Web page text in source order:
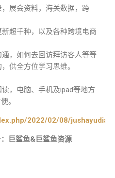
展会资料，海关数据，跨
超千种，以及各种跨境电商
，如何去回访拜访客人等等
供全方位学习思维。
，电脑、手机及ipad等地方
。
2022/02/08/
巨鲨鱼&巨鲨鱼资源